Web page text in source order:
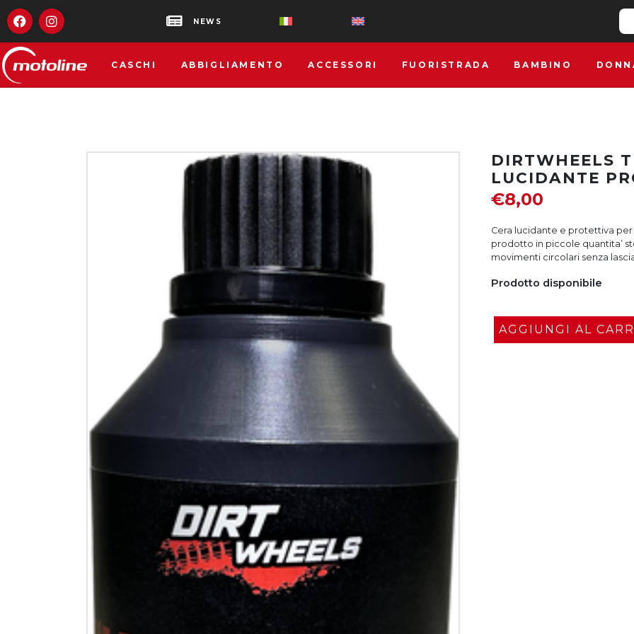
NEWS
CASCHI ABBIGLIAMENTO ACCESSORI FUORISTRADA BAMBINO
DIRTWHEELS
LUCIDANTE
€8,00
Cera lucidante e protettiva
prodotto in piccole quantita’
movimenti circolari senza
Prodotto disponibile
AGGIUNGI AL